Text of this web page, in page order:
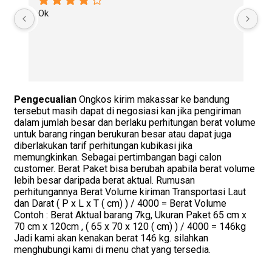
Ok
Pengecualian Ongkos kirim makassar ke bandung
tersebut masih dapat di negosiasi kan jika pengiriman
dalam jumlah besar dan berlaku perhitungan berat volume
untuk barang ringan berukuran besar atau dapat juga
diberlakukan tarif perhitungan kubikasi jika
memungkinkan. Sebagai pertimbangan bagi calon
customer. Berat Paket bisa berubah apabila berat volume
lebih besar daripada berat aktual. Rumusan
perhitungannya Berat Volume kiriman Transportasi Laut
dan Darat ( P x L x T ( cm) ) / 4000 = Berat Volume
Contoh : Berat Aktual barang 7kg, Ukuran Paket 65 cm x
70 cm x 120cm , ( 65 x 70 x 120 ( cm) ) / 4000 = 146kg
Jadi kami akan kenakan berat 146 kg. silahkan
menghubungi kami di menu chat yang tersedia.